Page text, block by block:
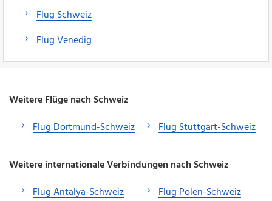
Flug Schweiz
Flug Venedig
Weitere Flüge nach Schweiz
Flug Dortmund-Schweiz
Flug Stuttgart-Schweiz
Weitere internationale Verbindungen nach Schweiz
Flug Antalya-Schweiz
Flug Polen-Schweiz